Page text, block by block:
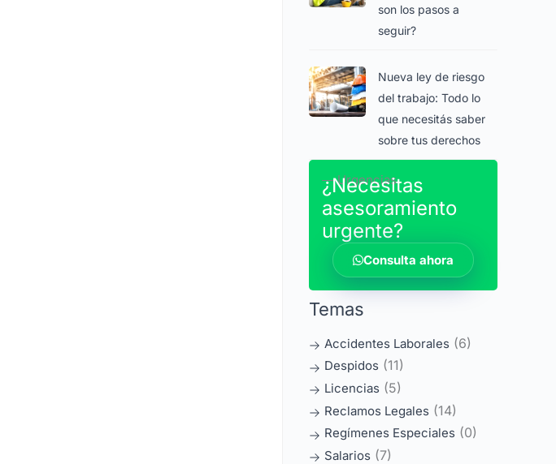
son los pasos a
seguir?
Nueva ley de riesgo
del trabajo: Todo lo
que necesitás saber
sobre tus derechos
― Urgencias
¿Necesitas
asesoramiento
urgente?
Consulta ahora
Temas
Accidentes Laborales (6)
Despidos (11)
Licencias (5)
Reclamos Legales (14)
Regímenes Especiales (0)
Salarios (7)